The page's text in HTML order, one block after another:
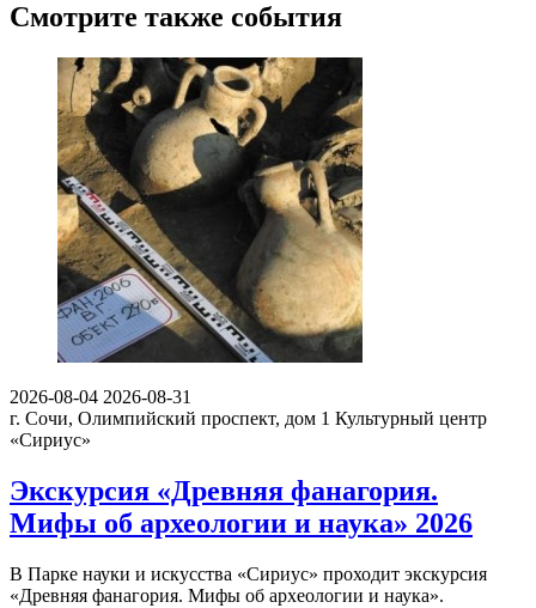
Смотрите также события
2026-08-04 2026-08-31
г. Сочи, Олимпийский проспект, дом 1 Культурный центр
«Сириус»
Экскурсия «Древняя фанагория.
Мифы об археологии и наука» 2026
В Парке науки и искусства «Сириус» проходит экскурсия
«Древняя фанагория. Мифы об археологии и наука».